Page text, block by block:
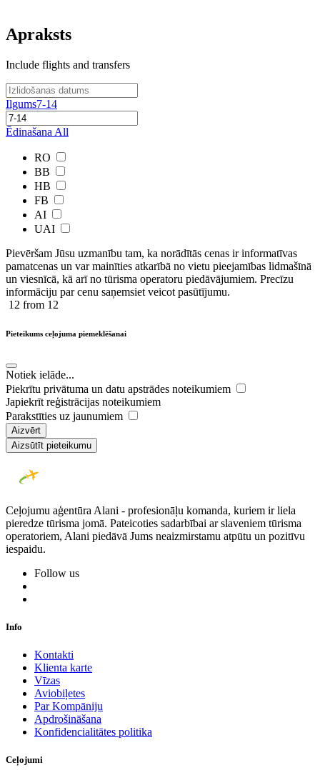
Apraksts
Include flights and transfers
Ilgums7-14
Ēdinašana All
RO
BB
HB
FB
AI
UAI
Pievēršam Jūsu uzmanību tam, ka norādītās cenas ir ​informatīvas ​
pamatcenas un var mainīties atkarībā ​no ​vietu pieejamības lidmašīnā
un viesnīcā, kā arī no tūrisma operatoru piedāvājumiem. Precīzu
informāciju par cenu saņemsiet veicot pasūtījumu.
12 from 12
Pieteikums ceļojuma piemeklēšanai
Notiek ielāde...
Piekrītu privātuma un datu apstrādes noteikumiem
Japiekrīt reģistrācijas noteikumiem
Parakstīties uz jaunumiem
Aizvērt
Aizsūtīt pieteikumu
Ceļojumu aģentūra Alani - profesionāļu komanda, kuriem ir liela
pieredze tūrisma jomā. Pateicoties sadarbībai ar slaveniem tūrisma
operatoriem, Alani piedāvā Jums neaizmirstamu atpūtu un pozitīvu
iespaidu.
Follow us
Info
Kontakti
Klienta karte
Vīzas
Aviobiļetes
Par Kompāniju
Apdrošināšana
Konfidencialitātes politika
Ceļojumi